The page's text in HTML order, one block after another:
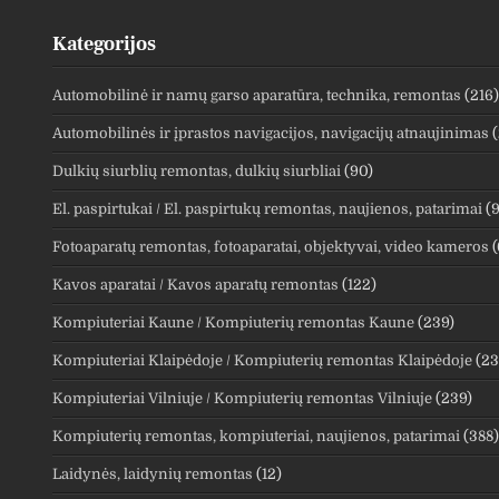
Kategorijos
Automobilinė ir namų garso aparatūra, technika, remontas (216)
Automobilinės ir įprastos navigacijos, navigacijų atnaujinimas
Dulkių siurblių remontas, dulkių siurbliai (90)
El. paspirtukai / El. paspirtukų remontas, naujienos, patarimai
Fotoaparatų remontas, fotoaparatai, objektyvai, video kameros
Kavos aparatai / Kavos aparatų remontas (122)
Kompiuteriai Kaune / Kompiuterių remontas Kaune (239)
Kompiuteriai Klaipėdoje / Kompiuterių remontas Klaipėdoje
Kompiuteriai Vilniuje / Kompiuterių remontas Vilniuje (239)
Kompiuterių remontas, kompiuteriai, naujienos, patarimai (388)
Laidynės, laidynių remontas (12)